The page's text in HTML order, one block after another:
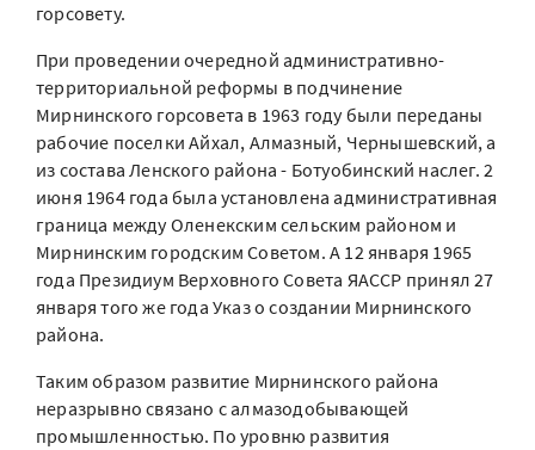
горсовету.
При проведении очередной административно-
территориальной реформы в подчинение
Мирнинского горсовета в 1963 году были переданы
рабочие поселки Айхал, Алмазный, Чернышевский, а
из состава Ленского района - Ботуобинский наслег. 2
июня 1964 года была установлена административная
граница между Оленекским сельским районом и
Мирнинским городским Советом. А 12 января 1965
года Президиум Верховного Совета ЯАССР принял 27
января того же года Указ о создании Мирнинского
района.
Таким образом развитие Мирнинского района
неразрывно связано с алмазодобывающей
промышленностью. По уровню развития